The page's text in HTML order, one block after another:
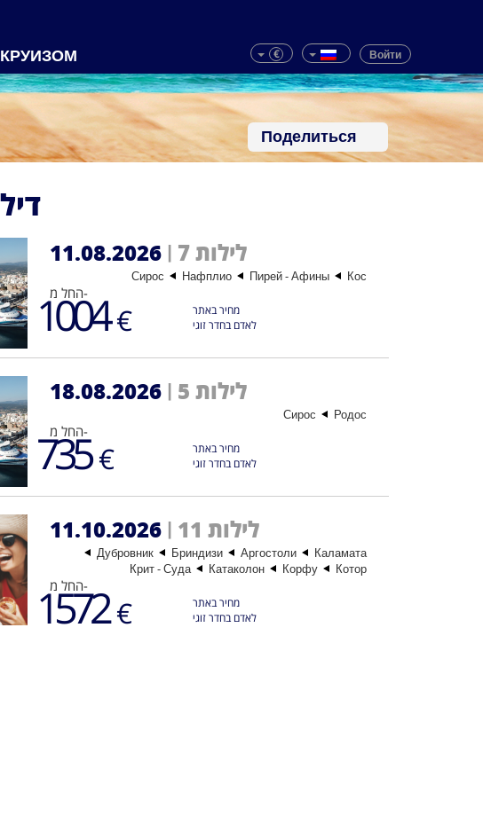
€ Войти
Поделиться
11.08.2026 | 7 לילות
Кос
Пирей - Афины
Нафплио
Сирос
החל מ-
1004€
מחיר באתר
לאדם בחדר זוגי
18.08.2026 | 5 לילות
Родос
Сирос
החל מ-
735€
מחיר באתר
לאדם בחדר זוגי
11.10.2026 | 11 לילות
Каламата
Аргостоли
Бриндизи
Дубровник
Котор
Корфу
Катаколон
Крит - Суда
החל מ-
1572€
מחיר באתר
לאדם בחדר זוגי